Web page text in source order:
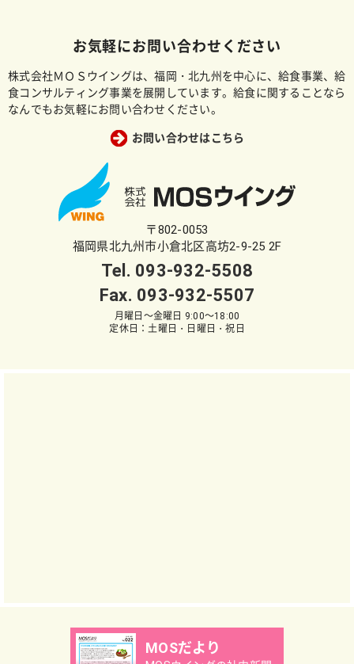
お気軽にお問い合わせください
株式会社ＭＯＳウイングは、福岡・北九州を中心に、給食事業、給
食コンサルティング事業を展開しています。給食に関することなら
なんでもお気軽にお問い合わせください。
お問い合わせはこちら
〒802-0053
福岡県北九州市小倉北区高坊2-9-25 2F
Tel. 093-932-5508
Fax. 093-932-5507
月曜日～金曜日 9:00～18:00
定休日：土曜日・日曜日・祝日
MOSだより